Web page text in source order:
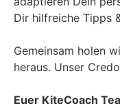
Dir hilfreiche Tipps
Gemeinsam holen
heraus. Unser
Euer KiteCoach